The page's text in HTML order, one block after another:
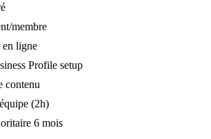
membre
ligne
Profile setup
contenu
(2h)
6 mois